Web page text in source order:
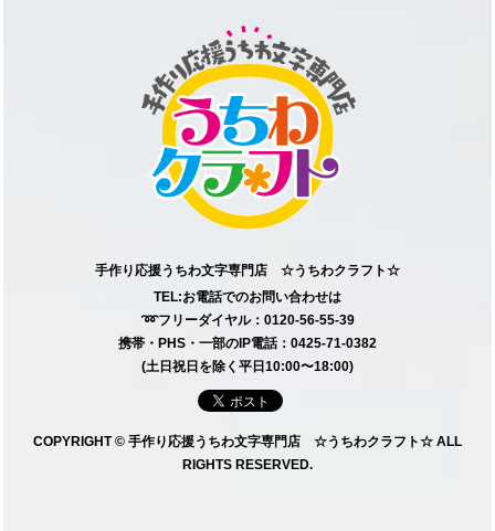
手作り応援うちわ文字専門店 ☆うちわクラフト☆
TEL:お電話でのお問い合わせは
➿フリーダイヤル：0120-56-55-39
携帯・PHS・一部のIP電話：0425-71-0382
(土日祝日を除く平日10:00〜18:00)
COPYRIGHT © 手作り応援うちわ文字専門店 ☆うちわクラフト☆ ALL
RIGHTS RESERVED.